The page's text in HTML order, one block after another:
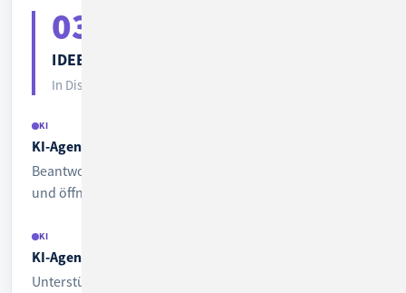
03
IDEEN IN BEWERTUNG
In Discovery ·
KI
KI-Agent für CM/Track
Beantwortet Kundenanfragen im Portal automatisch
und öffnet bei Bedarf einen Vorgang.
KI
KI-Agent für den Web Client
Unterstützt Bearbeiter aktiv bei wiederkehrenden